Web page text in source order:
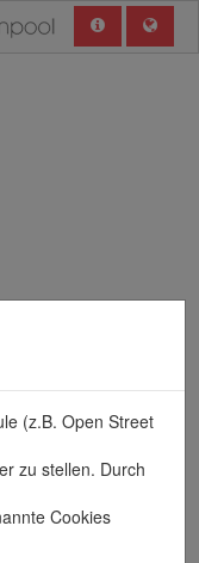
(z.B. Open Street
zu stellen. Durch
Cookies